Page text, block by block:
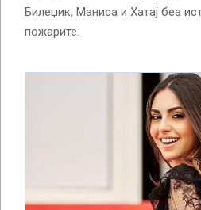
Билеџик, Маниса и Хатај беа
пожарите.